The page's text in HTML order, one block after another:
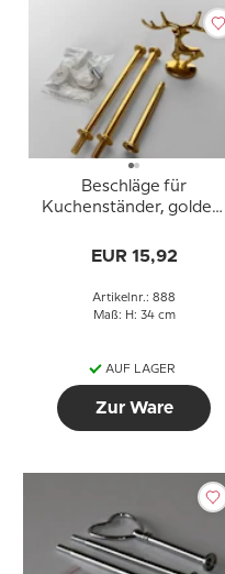
Beschläge für
Kuchenständer, golden,
EUR 15,92
Artikelnr.: 888
Maß: H: 34 cm
AUF LAGER
Zur Ware